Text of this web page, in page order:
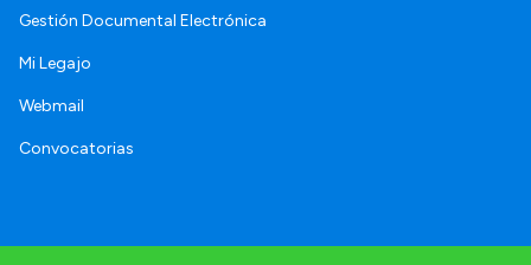
Gestión Documental Electrónica
Mi Legajo
Webmail
Convocatorias